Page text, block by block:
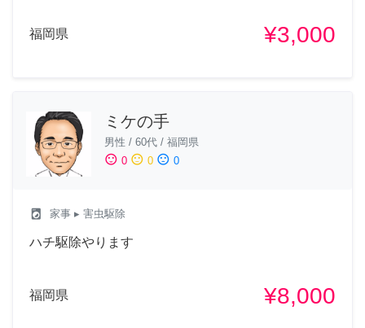
福岡県 ¥3,000
ミケの手
男性 / 60代 / 福岡県
sentiment_satisfied 0 sentiment_neutral 0 sentiment_dissatisfied 0
local_laundry_service 家事 ▸ 害虫駆除
ハチ駆除やります
福岡県 ¥8,000